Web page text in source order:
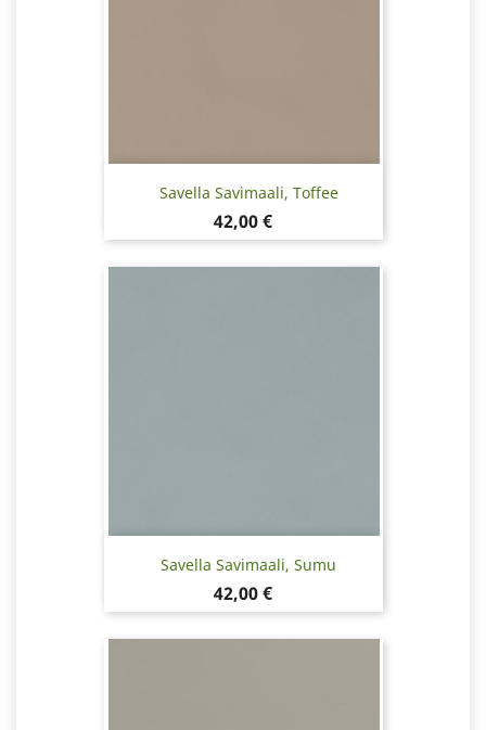
Savella Savimaali, Toffee
Hinta
42,00 €
Savella Savimaali, Sumu
Hinta
42,00 €